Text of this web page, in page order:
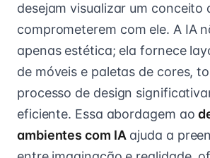
desejam visualizar um conceito
comprometerem com ele. A IA
apenas estética; ela fornece
de móveis e paletas de cores,
processo de design
eficiente. Essa abordagem ao
ambientes com IA ajuda a